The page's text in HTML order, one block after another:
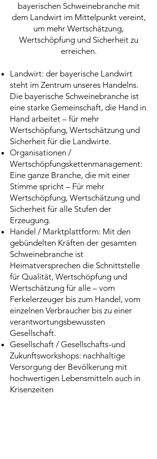
bayerischen Schweinebranche mit
dem Landwirt im Mittelpunkt vereint,
um mehr Wertschätzung,
Wertschöpfung und Sicherheit zu
erreichen.
Landwirt: der bayerische Landwirt
steht im Zentrum unseres Handelns.
Die bayerische Schweinebranche ist
eine starke Gemeinschaft, die Hand in
Hand arbeitet – für mehr
Wertschöpfung, Wertschätzung und
Sicherheit für die Landwirte.
Organisationen /
Wertschöpfungskettenmanagement:
Eine ganze Branche, die mit einer
Stimme spricht – Für mehr
Wertschöpfung, Wertschätzung und
Sicherheit für alle Stufen der
Erzeugung.
Handel / Marktplattform: Mit den
gebündelten Kräften der gesamten
Schweinebranche ist
Heimatversprechen die Schnittstelle
für Qualität, Wertschöpfung und
Wertschätzung für alle – vom
Ferkelerzeuger bis zum Handel, vom
einzelnen Verbraucher bis zu einer
verantwortungsbewussten
Gesellschaft.
Gesellschaft / Gesellschafts-und
Zukunftsworkshops: nachhaltige
Versorgung der Bevölkerung mit
hochwertigen Lebensmitteln auch in
Krisenzeiten